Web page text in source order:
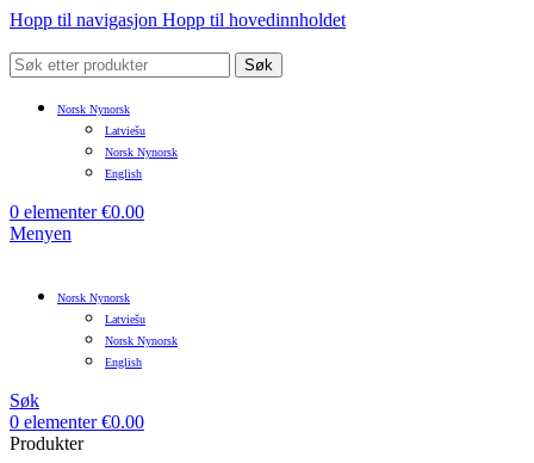
Hopp til navigasjon Hopp til hovedinnholdet
Søk
Norsk Nynorsk
Latviešu
Norsk Nynorsk
English
0 elementer €0.00
Menyen
Norsk Nynorsk
Latviešu
Norsk Nynorsk
English
Søk
0 elementer €0.00
Produkter